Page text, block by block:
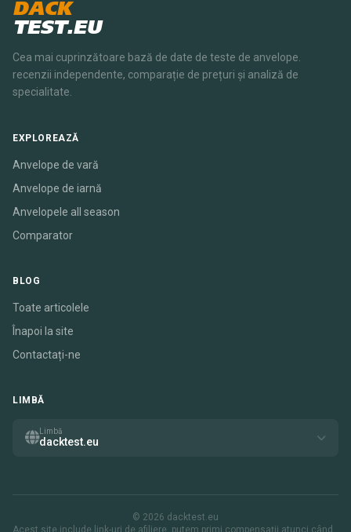
DACK
TEST.EU
Cea mai cuprinzătoare bază de date de teste de anvelope.
recenzii independente, comparație de prețuri și analiză de
specialitate.
EXPLOREAZĂ
Anvelope de vară
Anvelope de iarnă
Anvelopele all season
Comparator
BLOG
Toate articolele
Înapoi la site
Contactați-ne
LIMBĂ
Limbă
dacktest.eu
© 2026 dacktest.eu
Acest site include link-uri de afiliere. putem primi compensații atunci când